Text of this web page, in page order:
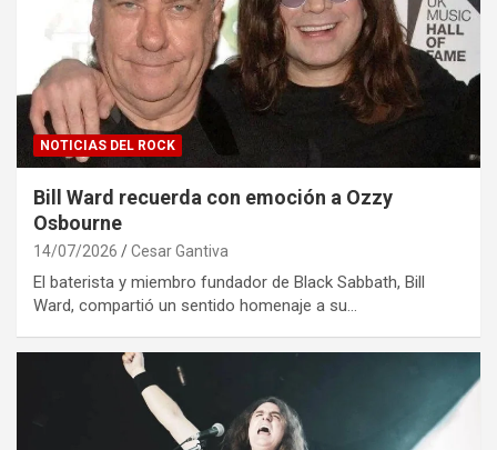
NOTICIAS DEL ROCK
Bill Ward recuerda con emoción a Ozzy
Osbourne
14/07/2026 Cesar Gantiva
El baterista y miembro fundador de Black Sabbath, Bill
Ward, compartió un sentido homenaje a su…